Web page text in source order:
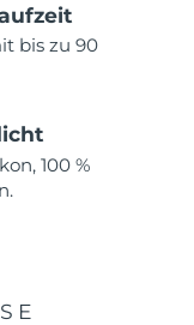
bis zu 90
100 %